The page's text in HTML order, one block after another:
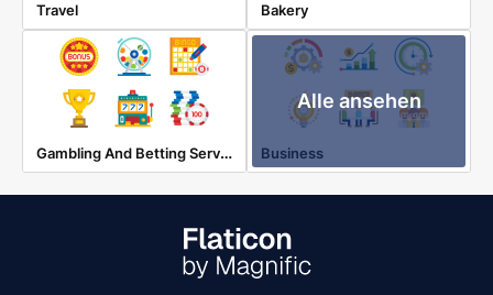
Travel Bakery
Gambling And Betting Services
Alle ansehen
Business